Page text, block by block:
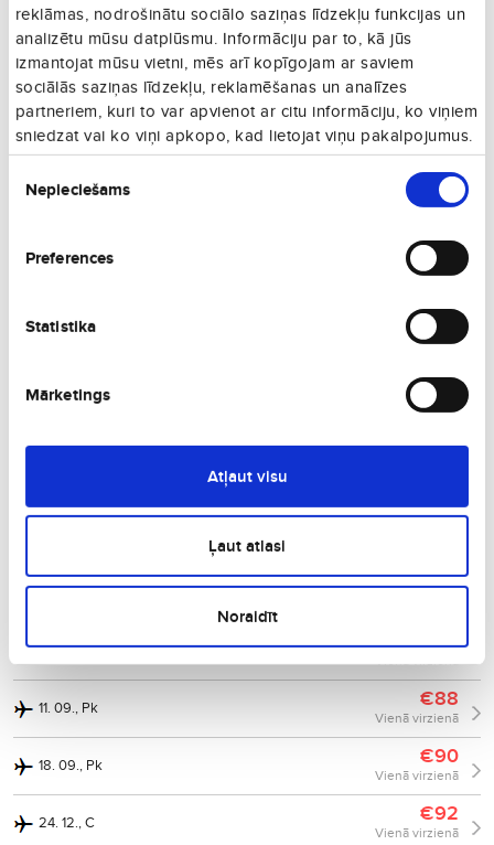
reklāmas, nodrošinātu sociālo saziņas līdzekļu funkcijas un
analizētu mūsu datplūsmu. Informāciju par to, kā jūs
izmantojat mūsu vietni, mēs arī kopīgojam ar saviem
sociālās saziņas līdzekļu, reklamēšanas un analīzes
partneriem, kuri to var apvienot ar citu informāciju, ko viņiem
sniedzat vai ko viņi apkopo, kad lietojat viņu pakalpojumus.
izvēle
Nepieciešams
Preferences
Statistika
Mārketings
Atļaut visu
Ļaut atlasi
Noraidīt
07. 09., P €70
Vienā virzienā
23. 12., T
Vienā virzienā
02. 11., P €75
Vienā virzienā
22. 12., O €77
Vienā virzienā
06. 09., Sv €76
Vienā virzienā
Vienā virzienā
Vienā virzienā
€81
01. 11., Sv €86
29. 10., C €88
Vienā virzienā
11. 09., Pk €88
Vienā virzienā
18. 09., Pk €90
Vienā virzienā
24. 12., C €92
Vienā virzienā